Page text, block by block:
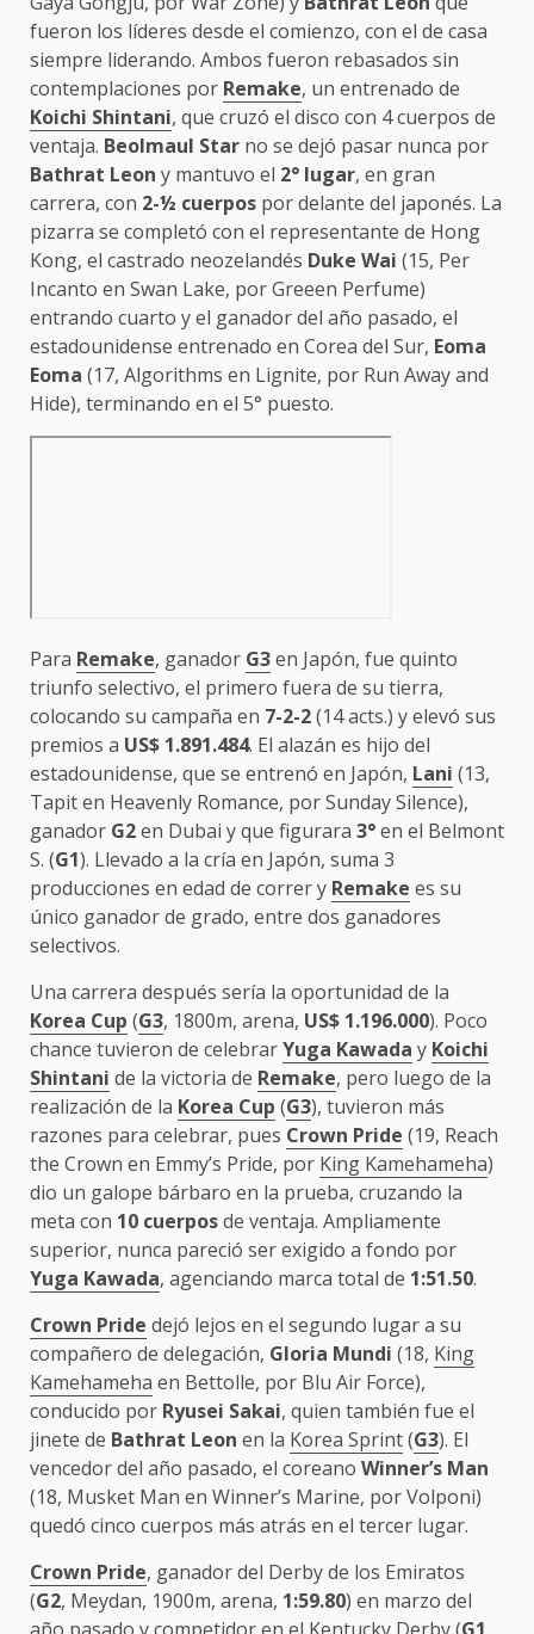
fueron los líderes desde el comienzo, con el de casa
siempre liderando. Ambos fueron rebasados sin
contemplaciones por Remake, un entrenado de
Koichi Shintani, que cruzó el disco con 4 cuerpos de
ventaja. Beolmaul Star no se dejó pasar nunca por
Bathrat Leon y mantuvo el 2° lugar, en gran
carrera, con 2-½ cuerpos por delante del japonés. La
pizarra se completó con el representante de Hong
Kong, el castrado neozelandés Duke Wai (15, Per
Incanto en Swan Lake, por Greeen Perfume)
entrando cuarto y el ganador del año pasado, el
estadounidense entrenado en Corea del Sur, Eoma
Eoma (17, Algorithms en Lignite, por Run Away and
Hide), terminando en el 5° puesto.
Para Remake, ganador G3en Japón, fue quinto
triunfo selectivo, el primero fuera de su tierra,
colocando su campaña en 7-2-2(14 acts.) y elevó sus
premios a US$ 1.891.484. El alazán es hijo del
estadounidense, que se entrenó en Japón, Lani (13,
Tapit en Heavenly Romance, por Sunday Silence),
ganador G2en Dubai y que figurara 3°en el Belmont
S. (G1). Llevado a la cría en Japón, suma 3
producciones en edad de correr y Remake es su
único ganador de grado, entre dos ganadores
selectivos.
Una carrera después sería la oportunidad de la
Korea Cup (G3, 1800m, arena, US$ 1.196.000). Poco
chance tuvieron de celebrarYuga Kawada y Koichi
Shintani de la victoria de Remake, pero luego de la
realización de la Korea Cup (G3), tuvieron más
razones para celebrar, pues Crown Pride (19, Reach
the Crown en Emmy’s Pride, por King Kamehameha)
dio un galope bárbaro en la prueba, cruzando la
meta con 10 cuerposde ventaja. Ampliamente
superior, nunca pareció ser exigido a fondo por
Yuga Kawada, agenciando marca total de 1:51.50.
Crown Pride dejó lejos en el segundo lugar a su
compañero de delegación, Gloria Mundi (18, King
Kamehameha en Bettolle, por Blu Air Force),
conducido por Ryusei Sakai, quien también fue el
jinete de Bathrat Leon en la Korea Sprint(G3). El
vencedor del año pasado, el coreano Winner’s Man
(18, Musket Man en Winner’s Marine, por Volponi)
quedó cinco cuerpos más atrás en el tercer lugar.
Crown Pride, ganador del Derby de los Emiratos
(G2, Meydan, 1900m, arena, 1:59.80) en marzo del